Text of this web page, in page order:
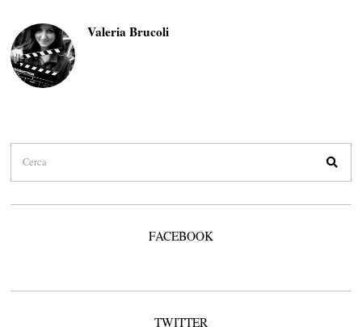
Valeria Brucoli
FACEBOOK
TWITTER